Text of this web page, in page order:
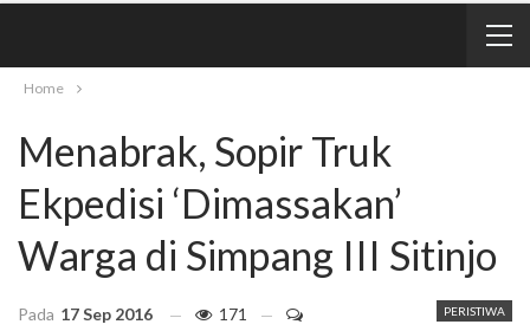
Home
Menabrak, Sopir Truk
Ekpedisi ‘Dimassakan’
Warga di Simpang III Sitinjo
PERISTIWA
Pada 17 Sep 2016 171